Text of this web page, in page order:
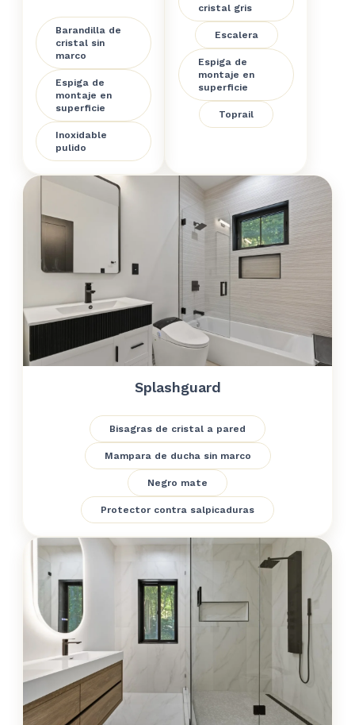
Barandilla de
cristal sin
marco
Espiga de
montaje en
superficie
Inoxidable
pulido
cristal gris
Escalera
Espiga de
montaje en
superficie
Toprail
Splashguard
Bisagras de cristal a pared
Mampara de ducha sin marco
Negro mate
Protector contra salpicaduras